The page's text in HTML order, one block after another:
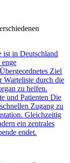
ist in Deutschland
Ziel
Warteliste durch die
zu helfen.
und Patienten Die
Zugang zu
Gleichzeitig
ein zentrales
endet.